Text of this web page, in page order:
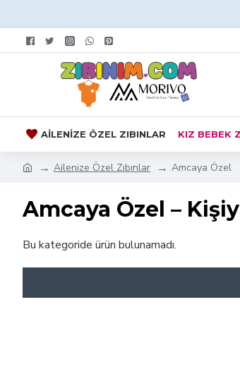
AILENIZE ÖZEL ZIBINLAR KIZ BEBEK
Ailenize Özel Zıbınlar Amcaya Özel
Amcaya Özel –
Bu kategoride ürün bulunamadı.